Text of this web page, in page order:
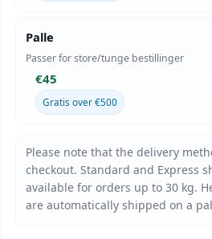
Palle
Passer for store/tunge bestillinger
€45
Gratis over €500